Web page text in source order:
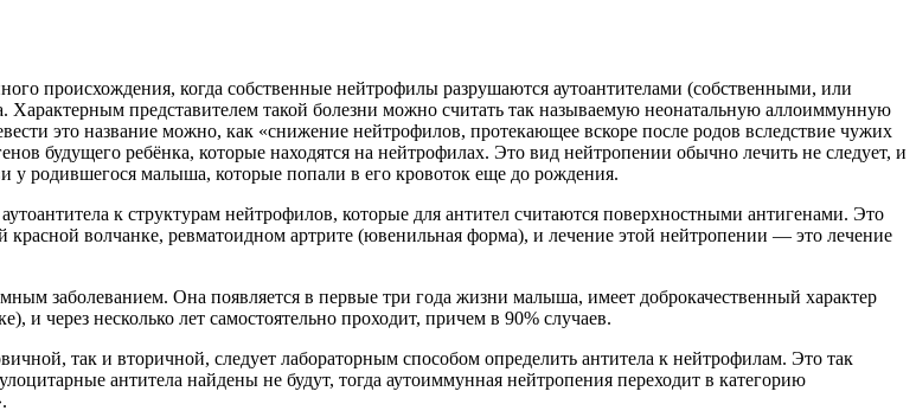
происхождения, когда собственные нейтрофилы разрушаются аутоантителами (собственными, или
Характерным представителем такой болезни можно считать так называемую неонатальную аллоиммунную
это название можно, как «снижение нейтрофилов, протекающее вскоре после родов вследствие чужих
будущего ребёнка, которые находятся на нейтрофилах. Это вид нейтропении обычно лечить не следует, и
у родившегося малыша, которые попали в его кровоток еще до рождения.
к структурам нейтрофилов, которые для антител считаются поверхностными антигенами. Это
волчанке, ревматоидном артрите (ювенильная форма), и лечение этой нейтропении — это лечение
заболеванием. Она появляется в первые три года жизни малыша, имеет доброкачественный характер
и через несколько лет самостоятельно проходит, причем в 90% случаев.
так и вторичной, следует лабораторным способом определить антитела к нейтрофилам. Это так
антитела найдены не будут, тогда аутоиммунная нейтропения переходит в категорию